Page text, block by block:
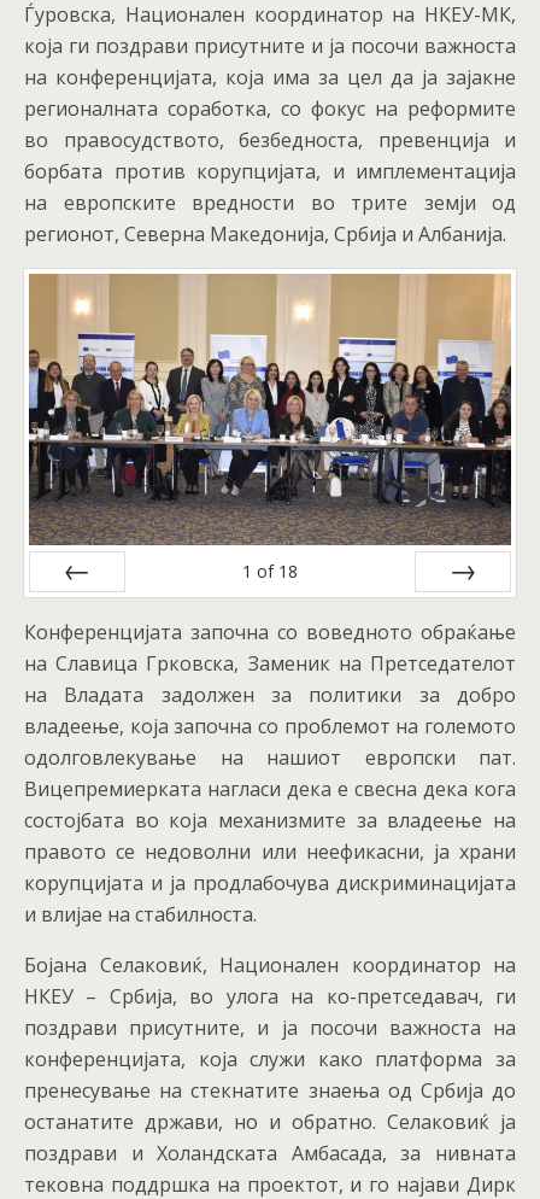
Ѓуровска, Национален координатор на НКЕУ-МК,
која ги поздрави присутните и ја посочи важноста
на конференцијата, која има за цел да ја зајакне
регионалната соработка, со фокус на реформите
во правосудството, безбедноста, превенција и
борбата против корупцијата, и имплементација
на европските вредности во трите земји од
регионот, Северна Македонија, Србија и Албанија.
1 of 18
Конференцијата започна со воведното обраќање
на Славица Грковска, Заменик на Претседателот
на Владата задолжен за политики за добро
владеење, која започна со проблемот на големото
одолговлекување на нашиот европски пат.
Вицепремиерката нагласи дека е свесна дека кога
состојбата во која механизмите за владеење на
правото се недоволни или неефикасни, ја храни
корупцијата и ја продлабочува дискриминацијата
и влијае на стабилноста.
Бојана Селаковиќ, Национален координатор на
НКЕУ – Србија, во улога на ко-претседавач, ги
поздрави присутните, и ја посочи важноста на
конференцијата, која служи како платформа за
пренесување на стекнатите знаења од Србија до
останатите држави, но и обратно. Селаковиќ ја
поздрави и Холандската Амбасада, за нивната
тековна поддршка на проектот, и го најави Дирк